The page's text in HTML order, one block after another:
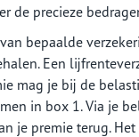
de precieze
bepaalde
Een
mag je bij de
in box 1. Via je
je premie terug.